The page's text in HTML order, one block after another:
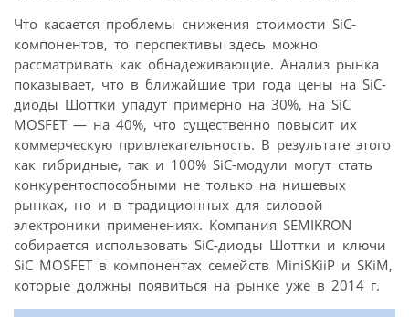
Что касается проблемы снижения стоимости SiC-
компонентов, то перспективы здесь можно
рассматривать как обнадеживающие. Анализ рынка
показывает, что в ближайшие три года цены на SiC-
диоды Шоттки упадут примерно на 30%, на SiC
MOSFET — на 40%, что существенно повысит их
коммерческую привлекательность. В результате этого
как гибридные, так и 100% SiC-модули могут стать
конкурентоспособными не только на нишевых
рынках, но и в традиционных для силовой
электроники применениях. Компания SEMIKRON
собирается использовать SiC-диоды Шоттки и ключи
SiC MOSFET в компонентах семейств MiniSKiiP и SKiM,
которые должны появиться на рынке уже в 2014 г.